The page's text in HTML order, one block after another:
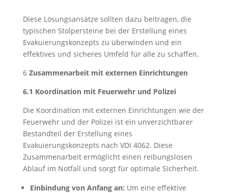
Diese Lösungsansätze sollten dazu beitragen, die
typischen Stolpersteine bei der Erstellung eines
Evakuierungskonzepts zu überwinden und ein
effektives und sicheres Umfeld für alle zu schaffen.
6 Zusammenarbeit mit externen Einrichtungen
6.1 Koordination mit Feuerwehr und Polizei
Die Koordination mit externen Einrichtungen wie der
Feuerwehr und der Polizei ist ein unverzichtbarer
Bestandteil der Erstellung eines
Evakuierungskonzepts nach VDI 4062. Diese
Zusammenarbeit ermöglicht einen reibungslosen
Ablauf im Notfall und sorgt für optimale Sicherheit.
Einbindung von Anfang an: Um eine effektive